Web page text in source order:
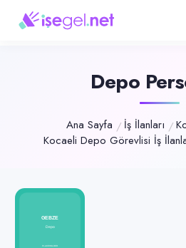
Pozisyon
Depo Personeli
Lojistik & Taşımacılık
Çalışma şekli
Depo
Ana Sayfa İş İlanları
Kocaeli Depo Görevlisi İş